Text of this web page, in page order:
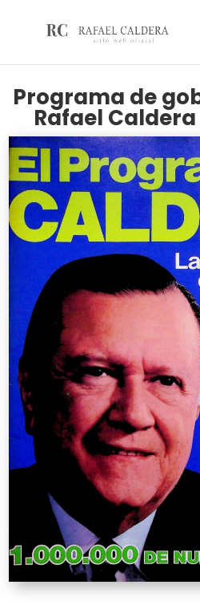
Programa de
Rafael Caldera